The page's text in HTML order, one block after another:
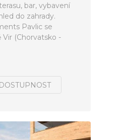
bar, vybavení
do zahrady.
Pavlic se
(Chorvatsko -